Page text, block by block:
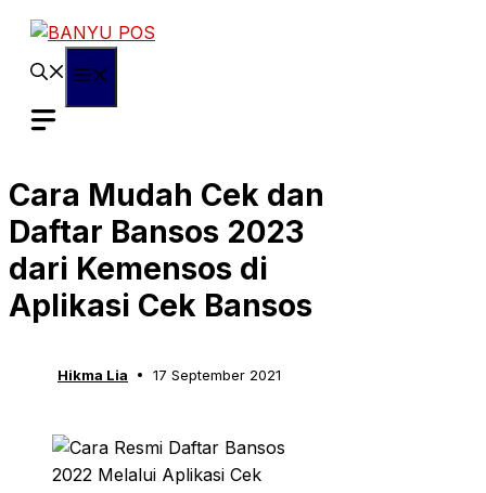
Skip
content
Cara Mudah Cek dan
Daftar Bansos 2023
dari Kemensos di
Aplikasi Cek Bansos
Hikma Lia 17 September 2021